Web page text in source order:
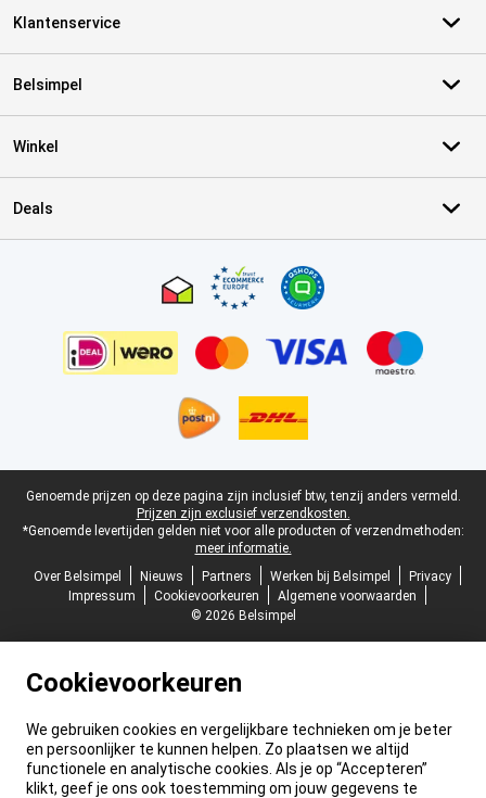
Klantenservice
Belsimpel
Winkel
Deals
Juridische voettekst
Genoemde prijzen op deze pagina zijn inclusief btw, tenzij anders vermeld.
Prijzen zijn exclusief verzendkosten.
*Genoemde levertijden gelden niet voor alle producten of verzendmethoden:
meer informatie.
Over Belsimpel
Nieuws Partners Werken bij Belsimpel
Privacy
Impressum
Cookievoorkeuren
Algemene voorwaarden
© 2026 Belsimpel
Cookievoorkeuren
We gebruiken cookies en vergelijkbare technieken om je beter
en persoonlijker te kunnen helpen. Zo plaatsen we altijd
functionele en analytische cookies. Als je op “Accepteren”
klikt, geef je ons ook toestemming om jouw gegevens te